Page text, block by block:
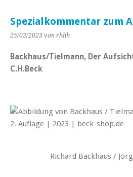
Spezialkommentar zum
25/02/2023 von rhhh
Backhaus/Tielmann, Der
C.H.Beck
Richard Backhaus /